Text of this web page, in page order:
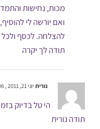
מכות, נחישות
ואם יורשה לי
להצלחה. לכסף ולכל
תודה לך יקרה
נורית יוני 21, 2011 , 9:06 am
הי טל בדיוק
תודה נורית